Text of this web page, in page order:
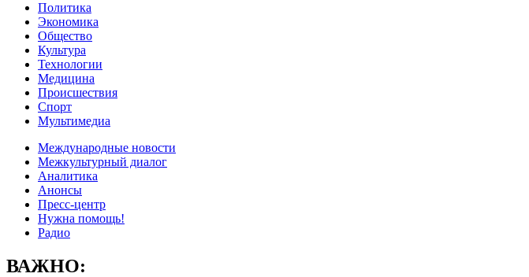
Политика
Экономика
Общество
Культура
Технологии
Медицина
Происшествия
Спорт
Мультимедиа
Международные новости
Межкультурный диалог
Аналитика
Анонсы
Пресс-центр
Нужна помощь!
Радио
ВАЖНО: